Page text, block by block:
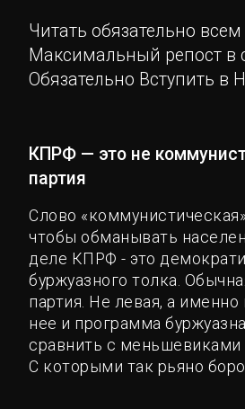
Читать обязательно
Максимальный репост в
Обязательно Вступить в
КПРФ — это не
партия
Слово
чтобы обманывать
деле КПРФ - это
буржуазного толка.
партия. Не левая, а именно
нее и программа
сравнить с меньшевиками
С которыми так рьяно